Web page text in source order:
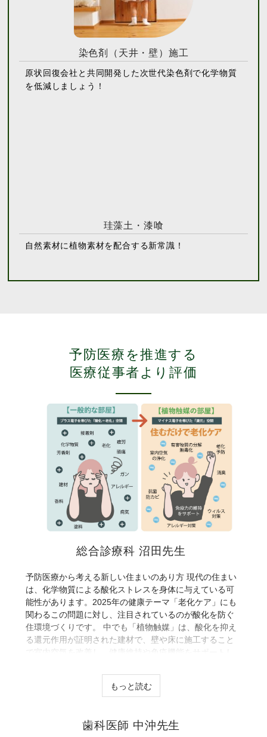
染色剤（天井・壁）施工
原状回復会社と共同開発した次世代染色剤で化学物質
を低減しましょう！
珪藻土・漆喰
自然素材に植物素材を配合する新常識！
予防医療を推進する
医療従事者より評価
総合診療科 沼田先生
予防医療から考える新しい住まいのあり方 現代の住まい
は、化学物質による酸化ストレスを身体に与えている可
能性があります。2025年の健康テーマ「老化ケア」にも
関わるこの問題に対し、注目されているのが酸化を防ぐ
住環境づくりです。 中でも「植物触媒」は、酸化を抑え
る還元作用が証明された建材で、壁や床に施工すること
で室内空気を改善し、健康維持や免疫機能をサポートし
の質に影響することがわかっており、住環境の酸化性が
見直されています。 これからの住まいには、自然素材だ
もっと読む
歯科医師 中沖先生